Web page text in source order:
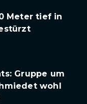
Meter tief in
Gruppe um
wohl